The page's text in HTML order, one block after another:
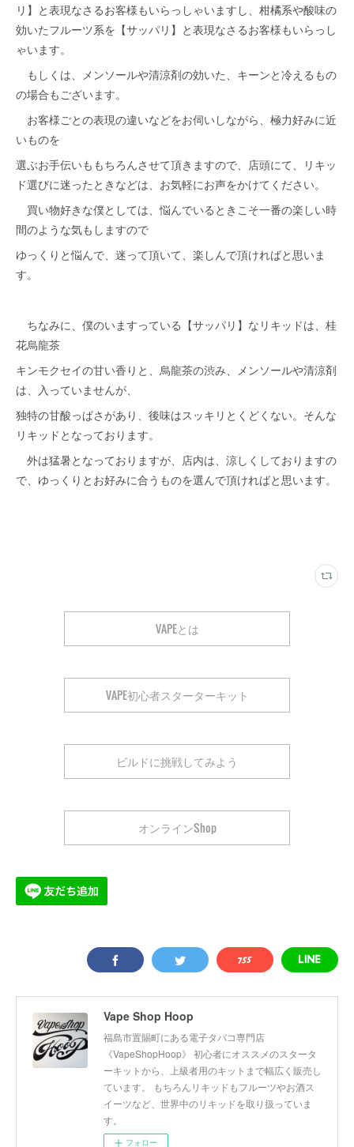
リ】と表現なさるお客様もいらっしゃいますし、柑橘系や酸味の
効いたフルーツ系を【サッパリ】と表現なさるお客様もいらっし
ゃいます。
もしくは、メンソールや清涼剤の効いた、キーンと冷えるもの
の場合もございます。
お客様ごとの表現の違いなどをお伺いしながら、極力好みに近
いものを
選ぶお手伝いももちろんさせて頂きますので、店頭にて、リキッ
ド選びに迷ったときなどは、お気軽にお声をかけてください。
買い物好きな僕としては、悩んでいるときこそ一番の楽しい時
間のような気もしますので
ゆっくりと悩んで、迷って頂いて、楽しんで頂ければと思いま
す。
ちなみに、僕のいますっている【サッパリ】なリキッドは、桂
花烏龍茶
キンモクセイの甘い香りと、烏龍茶の渋み、メンソールや清涼剤
は、入っていませんが、
独特の甘酸っぱさがあり、後味はスッキリとくどくない。そんな
リキッドとなっております。
外は猛暑となっておりますが、店内は、涼しくしておりますの
で、ゆっくりとお好みに合うものを選んで頂ければと思います。
VAPEとは
VAPE初心者スターターキット
ビルドに挑戦してみよう
オンラインShop
Vape Shop Hoop
福島市置賜町にある電子タバコ専門店
《VapeShopHoop》 初心者にオススメのスタータ
ーキットから、上級者用のキットまで幅広く販売し
ています。 もちろんリキッドもフルーツやお酒ス
イーツなど、世界中のリキッドを取り扱っていま
す。
フォロー